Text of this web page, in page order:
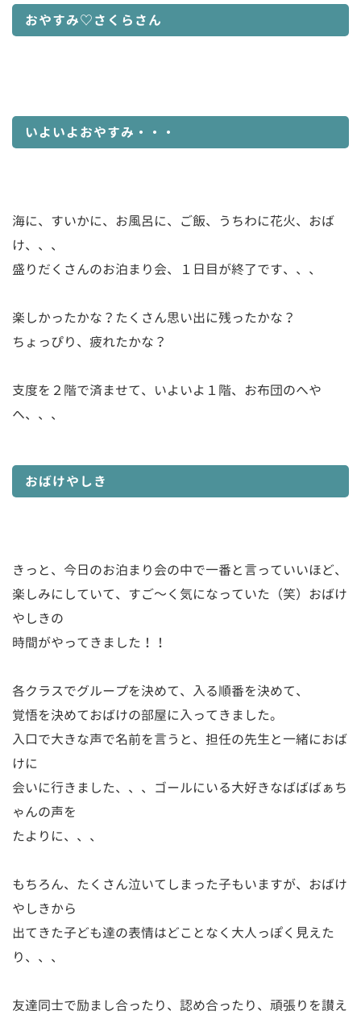
おやすみ♡さくらさん
いよいよおやすみ・・・
海に、すいかに、お風呂に、ご飯、うちわに花火、おば
け、、、
盛りだくさんのお泊まり会、１日目が終了です、、、
楽しかったかな？たくさん思い出に残ったかな？
ちょっぴり、疲れたかな？
支度を２階で済ませて、いよいよ１階、お布団のへや
へ、、、
おばけやしき
きっと、今日のお泊まり会の中で一番と言っていいほど、
楽しみにしていて、すご～く気になっていた（笑）おばけ
やしきの
時間がやってきました！！
各クラスでグループを決めて、入る順番を決めて、
覚悟を決めておばけの部屋に入ってきました。
入口で大きな声で名前を言うと、担任の先生と一緒におば
けに
会いに行きました、、、ゴールにいる大好きなばばばぁち
ゃんの声を
たよりに、、、
もちろん、たくさん泣いてしまった子もいますが、おばけ
やしきから
出てきた子ども達の表情はどことなく大人っぽく見えた
り、、、
友達同士で励まし合ったり、認め合ったり、頑張りを讃え